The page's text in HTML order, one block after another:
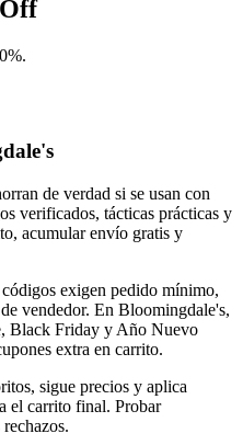
de verdad si se usan con
verificados, tácticas prácticas y
acumular envío gratis y
exigen pedido mínimo,
vendedor. En Bloomingdale's,
Black Friday y Año Nuevo
extra en carrito.
sigue precios y aplica
el carrito final. Probar